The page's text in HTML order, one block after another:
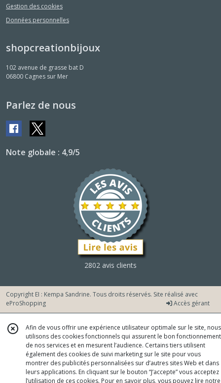
Gestion des cookies
Données personnelles
shopcreationbijoux
102 avenue de grasse bat D
06800 Cagnes sur Mer
Parlez de nous
Note globale : 4,9/5
2802 avis clients
Copyright EI : Kempa Sandrine. Tous droits réservés. Site réalisé avec
eProShopping
Accès gérant
Afin de vous offrir une expérience utilisateur optimale sur le site, nous
utilisons des cookies fonctionnels qui assurent le bon fonctionnement
de nos services et en mesurent l’audience. Certains tiers utilisent
également des cookies de suivi marketing sur le site pour vous
montrer des publicités personnalisées sur d’autres sites Web et dans
leurs applications. En cliquant sur le bouton “J’accepte” vous acceptez
l’utilisation de ces cookies. Pour en savoir plus, vous pouvez lire notre